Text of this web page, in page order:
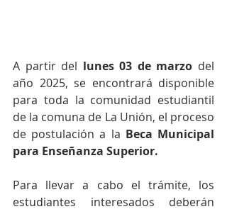
A partir del lunes 03 de marzo del
año 2025, se encontrará disponible
para toda la comunidad estudiantil
de la comuna de La Unión, el proceso
de postulación a la Beca Municipal
para Enseñanza Superior.
Para llevar a cabo el trámite, los
estudiantes interesados deberán